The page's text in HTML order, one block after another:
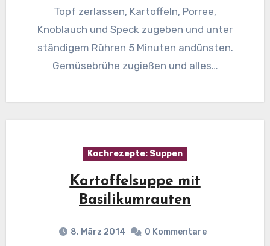
Topf zerlassen, Kartoffeln, Porree,
Knoblauch und Speck zugeben und unter
ständigem Rühren 5 Minuten andünsten.
Gemüsebrühe zugießen und alles…
Kochrezepte: Suppen
Kartoffelsuppe mit
Basilikumrauten
8. März 2014 0 Kommentare